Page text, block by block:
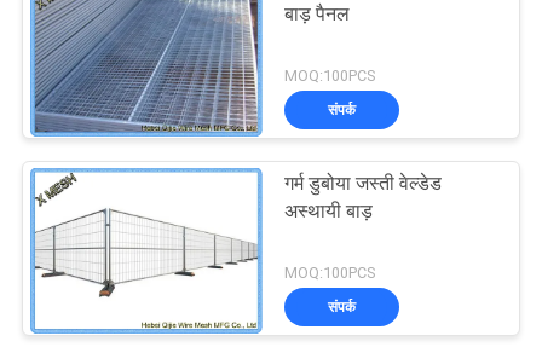
बाड़ पैनल
MOQ:100PCS
संपर्क
गर्म डुबोया जस्ती वेल्डेड
अस्थायी बाड़
MOQ:100PCS
संपर्क